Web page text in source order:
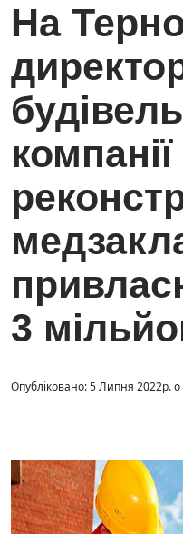
На
3
Опубліковано: 5 Липня 2022р. о